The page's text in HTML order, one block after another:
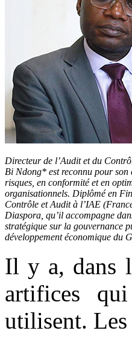
Directeur de l’Audit et du
Bi Ndong* est reconnu pour son
risques, en conformité et en
organisationnels. Diplômé en
Contrôle et Audit à l’IAE
Diaspora, qu’il accompagne
stratégique sur la gouvernance
développement économique du
Il y a, dans
artifices
utilisent.